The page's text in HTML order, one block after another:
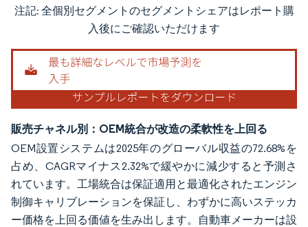
画像 © Mordor Intelligence。再利用にはCC BY 4.0の表示が必要です。
注記: 全個別セグメントのセグメントシェアはレポート購
入後にご確認いただけます
販売チャネル別：OEM統合が改造の柔軟性を上回る
OEM設置システムは2025年のグローバル収益の72.68%を
占め、CAGRマイナス2.32%で緩やかに減少すると予測さ
れています。工場統合は保証適用と最適化されたエンジン
制御キャリブレーションを保証し、わずかに高いステッカ
ー価格を上回る価値を生み出します。自動車メーカーは設